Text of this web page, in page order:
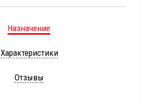
Назначение
Характеристики
Отзывы